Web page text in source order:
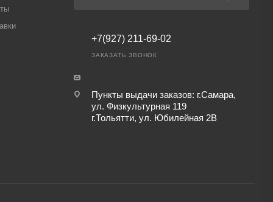
+7(927) 211-69-02
ЗАКАЗАТЬ ЗВОНОК
Пункты выдачи заказов: г.Самара,
ул. Физкультурная 119
г.Тольятти, ул. Юбилейная 2В